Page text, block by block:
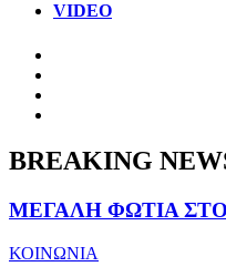
VIDEO
BREAKING
ΜΕΓΑΛΗ ΦΩΤΙΑ
ΚΟΙΝΩΝΙΑ